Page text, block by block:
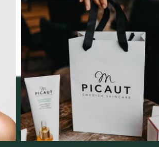
Vellnez – din samlingsplats för
personlig handel i
12 0